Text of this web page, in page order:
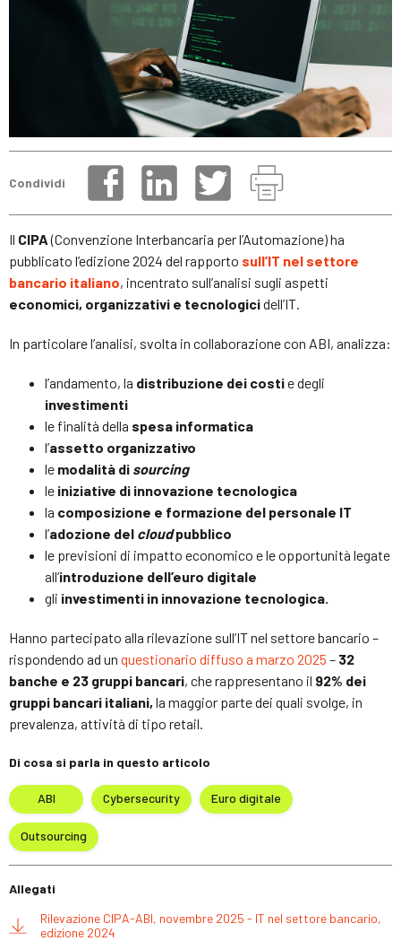
Condividi
Il CIPA(Convenzione Interbancaria per l’Automazione) ha
pubblicato l’edizione 2024 del rapporto sull’IT nel settore
bancario italiano, incentrato sull’analisi sugli aspetti
economici, organizzativi e tecnologicidell’IT.
In particolare l’analisi, svolta in collaborazione con ABI, analizza:
l’andamento, la distribuzione dei costie degli
investimenti
le finalità della spesa informatica
l’assetto organizzativo
le modalità di sourcing
le iniziative di innovazione tecnologica
la composizione e formazione del personale IT
l’adozione del cloudpubblico
le previsioni di impatto economico e le opportunità legate
all’introduzione dell’euro digitale
gli investimenti in innovazione tecnologica.
Hanno partecipato alla rilevazione sull’IT nel settore bancario –
rispondendo ad un questionario diffuso a marzo 2025 – 32
banche e 23 gruppi bancari, che rappresentano il 92% dei
gruppi bancari italiani, la maggior parte dei quali svolge, in
prevalenza, attività di tipo retail.
Di cosa si parla in questo articolo
ABI Cybersecurity Euro digitale
Outsourcing
Allegati
Rilevazione CIPA-ABI, novembre 2025 - IT nel settore bancario,
edizione 2024